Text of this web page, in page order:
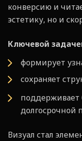
конверсию и
эстетику, но и
Ключевой
формирует
сохраняет
поддерживает
долгосрочной
Визуал стал